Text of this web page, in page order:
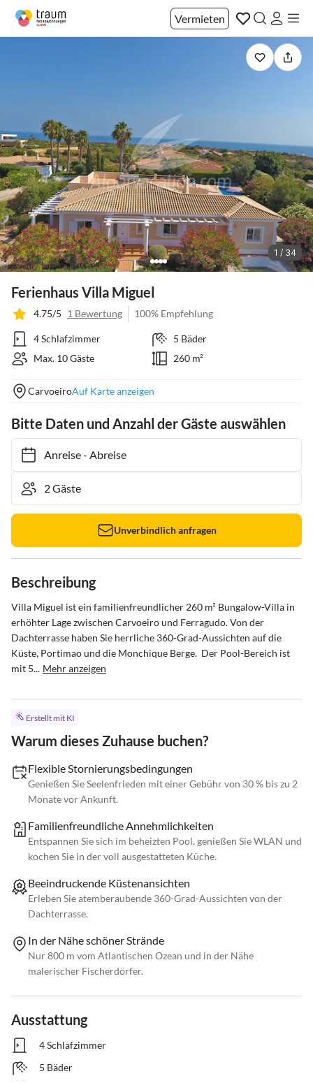
Vermieten
1 / 34
Ferienhaus Villa Miguel
4.75/5 1 Bewertung 100% Empfehlung
4 Schlafzimmer
5 Bäder
Max. 10 Gäste
260 m²
CarvoeiroAuf Karte anzeigen
Bitte Daten und Anzahl der Gäste auswählen
Anreise- Abreise
Unverbindlich anfragen
Beschreibung
Villa Miguel ist ein familienfreundlicher 260 m² Bungalow-Villa in
erhöhter Lage zwischen Carvoeiro und Ferragudo. Von der
Dachterrasse haben Sie herrliche 360-Grad-Aussichten auf die
Küste, Portimao und die Monchique Berge.  Der Pool-Bereich ist
mit 5... Mehr anzeigen
Erstellt mit KI
Warum dieses Zuhause buchen?
Flexible Stornierungsbedingungen
Genießen Sie Seelenfrieden mit einer Gebühr von 30 % bis zu 2
Monate vor Ankunft.
Familienfreundliche Annehmlichkeiten
Entspannen Sie sich im beheizten Pool, genießen Sie WLAN und
kochen Sie in der voll ausgestatteten Küche.
Beeindruckende Küstenansichten
Erleben Sie atemberaubende 360-Grad-Aussichten von der
Dachterrasse.
In der Nähe schöner Strände
Nur 800 m vom Atlantischen Ozean und in der Nähe
malerischer Fischerdörfer.
Ausstattung
4 Schlafzimmer
5 Bäder